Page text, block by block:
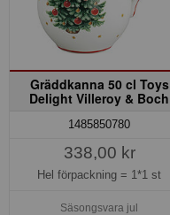
Gräddkanna 50 cl Toys
Delight Villeroy & Boch
1485850780
338,00 kr
Hel förpackning = 1*1 st
Säsongsvara jul